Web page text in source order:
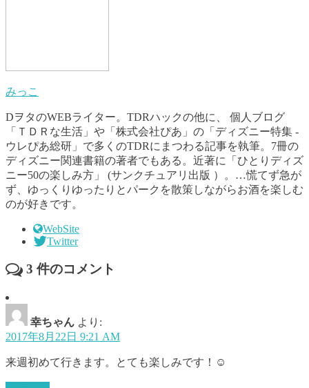
みっこ
DヲタのWEBライター。TDRハックの他に、 個人ブログ
「ＴＤＲな生活」や「株式会社ぴあ」の「ディズニー特集 -
ウレぴあ総研」で多くのTDRにまつわる記事を執筆。7冊の
ディズニー関連書籍の著者でもある。近著に「ひとりディズ
ニー50の楽しみ方」 (サンクチュアリ出版 ）。…慌てず急が
ず、ゆっくりゆったりとパークを散策しながらお酒を楽しむ
のが好きです。
WebSite
Twitter
3 件のコメント
幸ちゃん より:
2017年8月22日 9:21 AM
来週初めて行きます。とても楽しみです！☺